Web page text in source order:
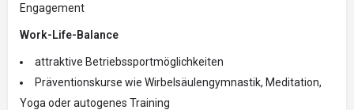
Engagement
Work-Life-Balance
attraktive Betriebssportmöglichkeiten
Präventionskurse wie Wirbelsäulengymnastik, Meditation,
Yoga oder autogenes Training